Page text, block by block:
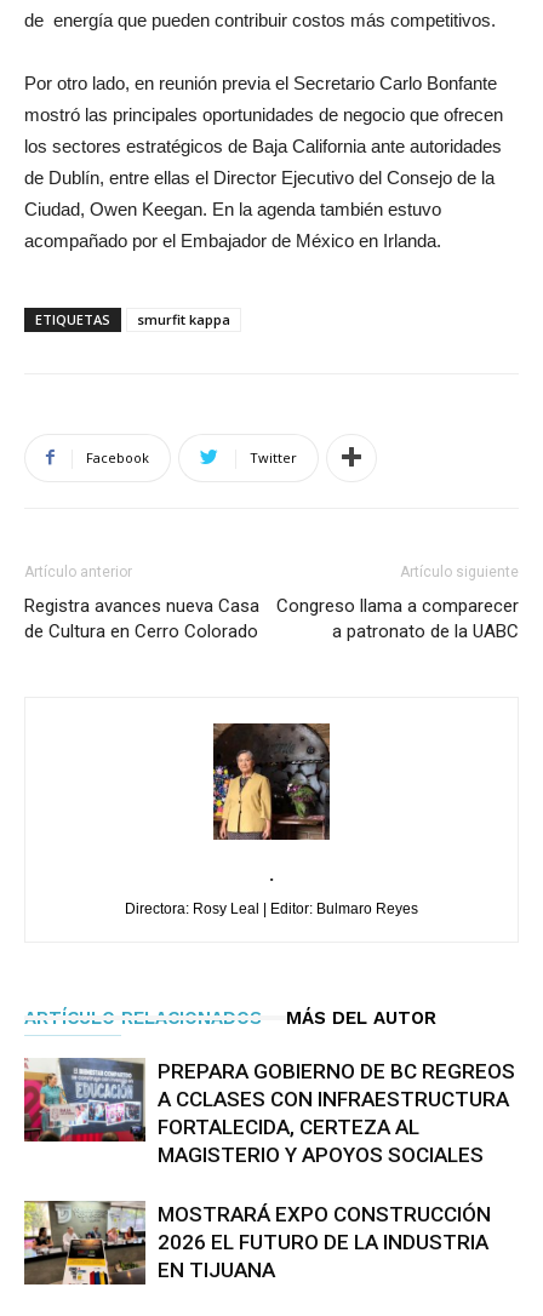
de energía que pueden contribuir costos más competitivos.
Por otro lado, en reunión previa el Secretario Carlo Bonfante
mostró las principales oportunidades de negocio que ofrecen
los sectores estratégicos de Baja California ante autoridades
de Dublín, entre ellas el Director Ejecutivo del Consejo de la
Ciudad, Owen Keegan. En la agenda también estuvo
acompañado por el Embajador de México en Irlanda.
ETIQUETAS smurfit kappa
Facebook Twitter
Artículo anterior
Registra avances nueva Casa
de Cultura en Cerro Colorado
Artículo siguiente
Congreso llama a comparecer
a patronato de la UABC
.
Directora: Rosy Leal | Editor: Bulmaro Reyes
ARTÍCULO RELACIONADOS MÁS DEL AUTOR
PREPARA GOBIERNO DE BC REGREOS
A CCLASES CON INFRAESTRUCTURA
FORTALECIDA, CERTEZA AL
MAGISTERIO Y APOYOS SOCIALES
MOSTRARÁ EXPO CONSTRUCCIÓN
2026 EL FUTURO DE LA INDUSTRIA
EN TIJUANA